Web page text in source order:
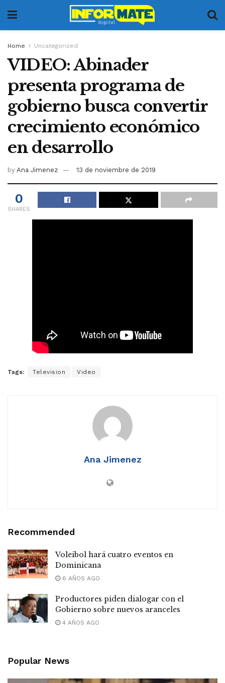
Home Uncategorized
VIDEO: Abinader
presenta programa de
gobierno busca convertir
crecimiento económico
en desarrollo
by Ana Jimenez 13 de noviembre de 2019
0
SHARES
Tags: Television Video
Ana Jimenez
Recommended
Voleibol hará cuatro eventos en
Dominicana
6 AÑOS AGO
Productores piden dialogar con el
Gobierno sobre nuevos aranceles
4 AÑOS AGO
Popular News